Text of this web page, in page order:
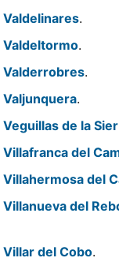
Valdelinares.
Valdeltormo.
Valderrobres.
Valjunquera.
Veguillas de la
Villafranca del
Villahermosa del
Villanueva del
Villar del Cobo.